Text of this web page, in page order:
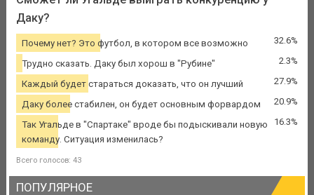
Даку?
Почему нет? Это футбол, в котором все возможно 32.6%
Трудно сказать. Даку был хорош в "Рубине" 2.3%
Каждый будет стараться доказать, что он лучший 27.9%
Даку более стабилен, он будет основным форвардом 20.9%
Так Угальде в "Спартаке" вроде бы подыскивали новую
команду. Ситуация изменилась?
16.3%
Всего голосов: 43
ПОПУЛЯРНОЕ